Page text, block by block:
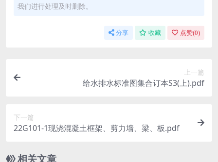
我们进行处理及时删除。
分享 收藏 点赞(0)
上一篇
给水排水标准图集合订本S3(上).pdf
下一篇
22G101-1现浇混凝土框架、剪力墙、梁、板.pdf
相关文章